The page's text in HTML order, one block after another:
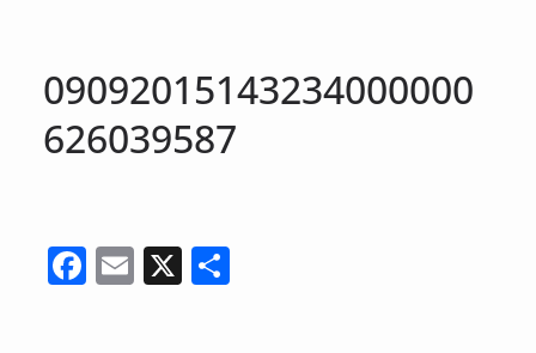
09092015143234000000
626039587
F E X